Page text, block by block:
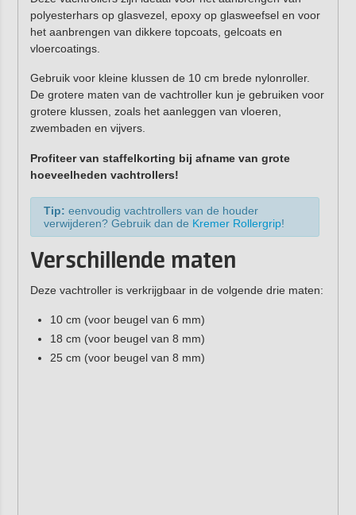
polyesterhars op glasvezel, epoxy op glasweefsel en voor
het aanbrengen van dikkere topcoats, gelcoats en
vloercoatings.
Gebruik voor kleine klussen de 10 cm brede nylonroller.
De grotere maten van de vachtroller kun je gebruiken voor
grotere klussen, zoals het aanleggen van vloeren,
zwembaden en vijvers.
Profiteer van staffelkorting bij afname van grote
hoeveelheden vachtrollers!
Tip: eenvoudig vachtrollers van de houder
verwijderen? Gebruik dan de Kremer Rollergrip!
Verschillende maten
Deze vachtroller is verkrijgbaar in de volgende drie maten:
10 cm (voor beugel van 6 mm)
18 cm (voor beugel van 8 mm)
25 cm (voor beugel van 8 mm)